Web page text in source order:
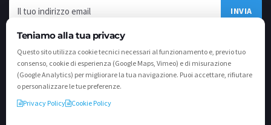
Teniamo alla tua privacy
Questo sito utilizza cookie tecnici necessari al funzionamento e, previo tuo
consenso, cookie di esperienza (Google Maps, Vimeo) e di misurazione
(Google Analytics) per migliorare la tua navigazione. Puoi accettare, rifiutare
o personalizzare le tue preferenze.
Privacy Policy
Cookie Policy